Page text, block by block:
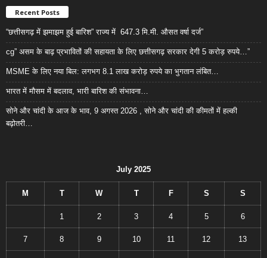
Recent Posts
“छत्तीसगढ़ में झमाझम हुई बारिश” राज्य में 647.3 मि.मी. औसत वर्षा दर्ज”
cg” असम के बाढ़ प्रभावितों की सहायता के लिए छत्तीसगढ़ सरकार देगी 5 करोड़ रुपये…”
MSME के लिए नया बिल: लगभग 8.1 लाख करोड़ रुपये का भुगतान लंबित…
भारत में मौसम में बदलाव, भारी बारिश की संभावना…
सोने और चांदी के आज के भाव, 9 अगस्त 2026 , सोने और चांदी की कीमतों में हल्की
बढ़ोतरी…
July 2025
M T W T F S S
1 2 3 4 5 6
7 8 9 10 11 12 13